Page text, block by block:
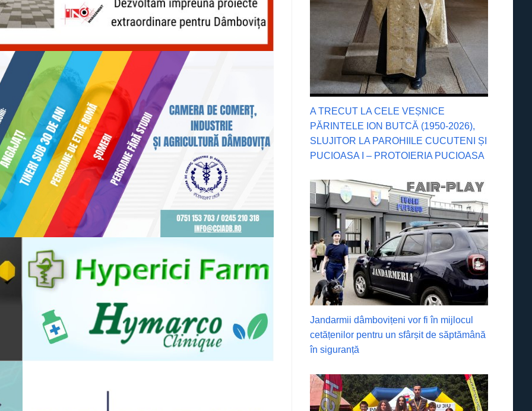
A TRECUT LA CELE VEȘNICE
PĂRINTELE ION BUTCĂ (1950-2026),
SLUJITOR LA PAROHIILE CUCUTENI ȘI
PUCIOASA I – PROTOIERIA PUCIOASA
Jandarmii dâmbovițeni vor fi în mijlocul
cetățenilor pentru un sfârșit de săptămână
în siguranță